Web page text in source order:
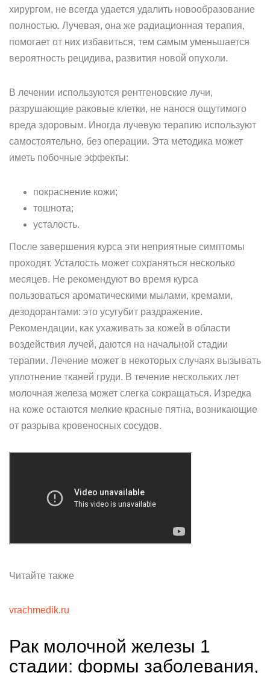
хирургом, не всегда удается удалить новообразование
полностью. Лучевая, она же радиационная терапия,
помогает от них избавиться, тем самым уменьшается
вероятность рецидива, развития новой опухоли.
В лечении используются рентгеновские лучи,
разрушающие раковые клетки, не нанося ощутимого
вреда здоровым. Иногда лучевую терапию используют
самостоятельно, без операции. Эта методика может
иметь побочные эффекты:
покраснение кожи;
тошнота;
усталость.
После завершения курса эти неприятные симптомы
проходят. Усталость может сохраняться несколько
месяцев. Не рекомендуют во время курса
пользоваться ароматическими мылами, кремами,
дезодорантами: это усугубит раздражение.
Рекомендации, как ухаживать за кожей в области
воздействия лучей, даются на начальной стадии
терапии. Лечение может в некоторых случаях вызывать
уплотнение тканей груди. В течение нескольких лет
молочная железа может слегка сокращаться. Изредка
на коже остаются мелкие красные пятна, возникающие
от разрыва кровеносных сосудов.
Читайте также
vrachmedik.ru
Рак молочной железы 1
стадии: формы заболевания,